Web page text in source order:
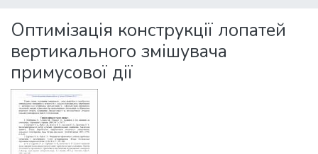
Statistics
Оптимізація конструкції лопатей
вертикального змішувача
примусової дії